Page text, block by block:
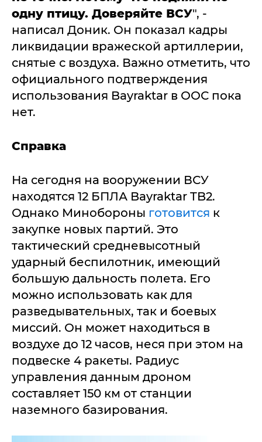
одну птицу. Доверяйте ВСУ", -
написал Доник. Он показал кадры
ликвидации вражеской артиллерии,
снятые с воздуха. Важно отметить, что
официального подтверждения
использования Bayraktar в ООС пока
нет.
Справка
На сегодня на вооружении ВСУ
находятся 12 БПЛА Bayraktar TB2.
Однако Минобороны готовится к
закупке новых партий. Это
тактический средневысотный
ударный беспилотник, имеющий
большую дальность полета. Его
можно использовать как для
разведывательных, так и боевых
миссий. Он может находиться в
воздухе до 12 часов, неся при этом на
подвеске 4 ракеты. Радиус
управления данным дроном
составляет 150 км от станции
наземного базирования.